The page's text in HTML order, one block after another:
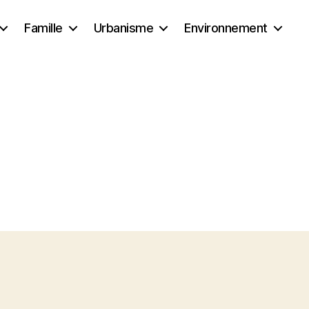
Famille Urbanisme Environnement